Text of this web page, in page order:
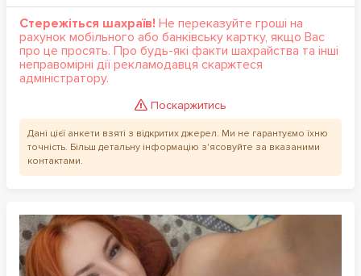
Стережіться шахраїв! Не переказуйте гроші на
рахунок мобільного або банківську картку, якщо Вас
про це просять. Про будь-які факти шахрайства та інші
неправомірні дії рекламодавця скаржтеся
адміністратору.
Поскаржитись
Дані цієї анкети взяті з відкритих джерел. Ми не гарантуємо їхню
точність. Більш детальну інформацію з'ясовуйте за вказаними
контактами.